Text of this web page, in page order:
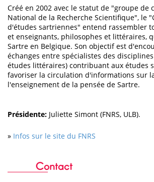
Créé en 2002 avec le statut de "groupe de
National de la Recherche Scientifique", le
d'études sartriennes" entend rassembler
et enseignants, philosophes et littéraires,
Sartre en Belgique. Son objectif est
échanges entre spécialistes des
études littéraires) contribuant aux études
favoriser la circulation d'informations sur
l'enseignement de la pensée de Sartre.
Présidente: Juliette Simont (FNRS, ULB).
» Infos sur le site du FNRS
Contact